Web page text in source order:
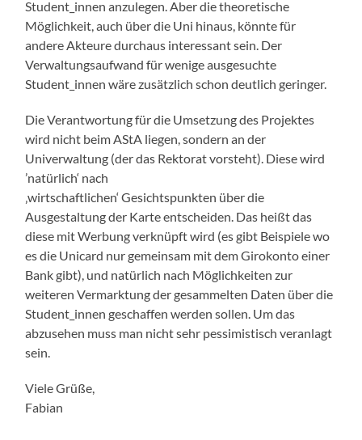
Student_innen anzulegen. Aber die theoretische
Möglichkeit, auch über die Uni hinaus, könnte für
andere Akteure durchaus interessant sein. Der
Verwaltungsaufwand für wenige ausgesuchte
Student_innen wäre zusätzlich schon deutlich geringer.
Die Verantwortung für die Umsetzung des Projektes
wird nicht beim AStA liegen, sondern an der
Univerwaltung (der das Rektorat vorsteht). Diese wird
’natürlich‘ nach
‚wirtschaftlichen‘ Gesichtspunkten über die
Ausgestaltung der Karte entscheiden. Das heißt das
diese mit Werbung verknüpft wird (es gibt Beispiele wo
es die Unicard nur gemeinsam mit dem Girokonto einer
Bank gibt), und natürlich nach Möglichkeiten zur
weiteren Vermarktung der gesammelten Daten über die
Student_innen geschaffen werden sollen. Um das
abzusehen muss man nicht sehr pessimistisch veranlagt
sein.
Viele Grüße,
Fabian